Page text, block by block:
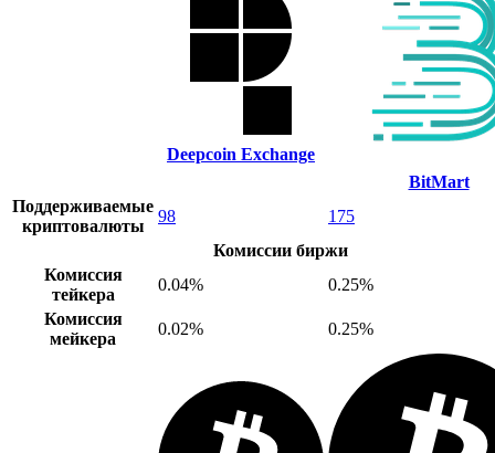
Deepcoin Exchange
BitMart
Поддерживаемые
криптовалюты
98
175
Комиссии биржи
Комиссия
тейкера
0.04%
0.25%
Комиссия
мейкера
0.02% 0.25%